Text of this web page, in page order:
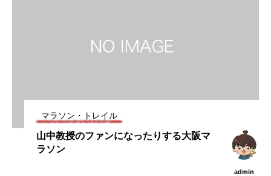
マラソン・トレイル
山中教授のファンになったりする大阪マ
ラソン
admin